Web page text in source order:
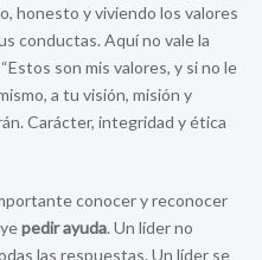
honesto y viviendo los valores
conductas. Aquí no vale la
son mis valores, y si no le
a tu visión, misión y
Carácter, integridad y ética
conocer y reconocer
pedir ayuda. Un líder no
las respuestas. Un líder se